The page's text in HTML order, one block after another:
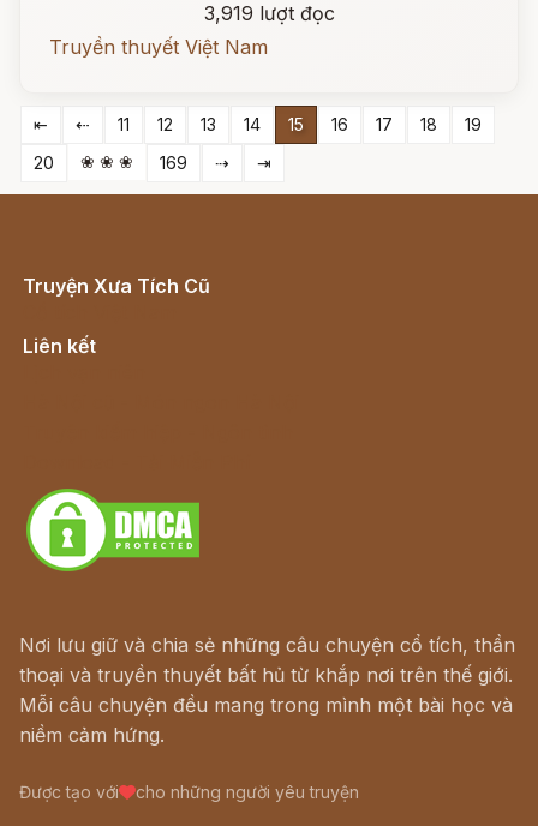
3,919 lượt đọc
Truyền thuyết Việt Nam
⇤ ⇠ 11 12 13 14 15 16 17 18
19
20
❀ ❀ ❀ 169 ⇢ ⇥
Truyện Xưa Tích Cũ
Liên kết
Nơi lưu giữ và chia sẻ những câu chuyện cổ tích, thần
thoại và truyền thuyết bất hủ từ khắp nơi trên thế giới.
Mỗi câu chuyện đều mang trong mình một bài học và
niềm cảm hứng.
Được tạo với cho những người yêu truyện